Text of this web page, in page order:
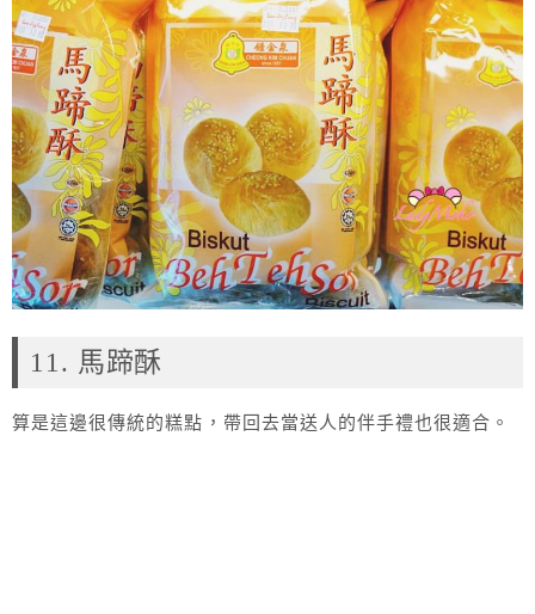
11. 馬蹄酥
算是這邊很傳統的糕點，帶回去當送人的伴手禮也很適合。